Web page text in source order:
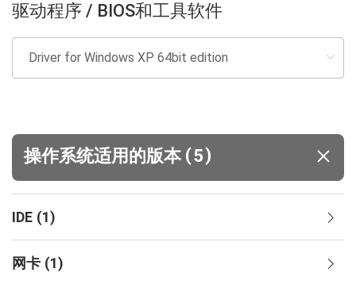
驱动程序 / BIOS和工具软件
操作系统适用的版本 (5)
IDE (1)
网卡 (1)